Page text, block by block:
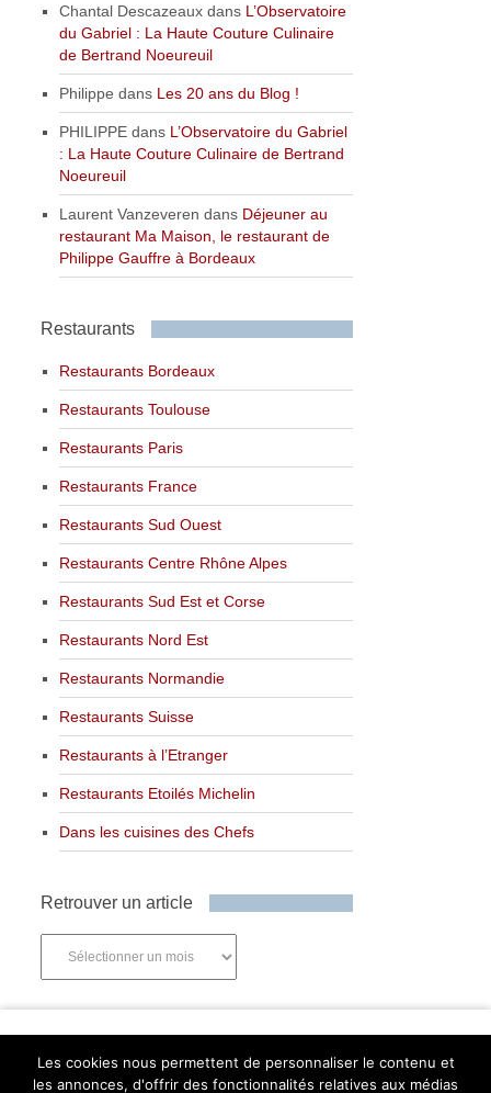
Chantal Descazeaux dans L’Observatoire
du Gabriel : La Haute Couture Culinaire
de Bertrand Noeureuil
Philippe dans Les 20 ans du Blog !
PHILIPPE dans L’Observatoire du Gabriel
: La Haute Couture Culinaire de Bertrand
Noeureuil
Laurent Vanzeveren dans Déjeuner au
restaurant Ma Maison, le restaurant de
Philippe Gauffre à Bordeaux
Restaurants
Restaurants Bordeaux
Restaurants Toulouse
Restaurants Paris
Restaurants France
Restaurants Sud Ouest
Restaurants Centre Rhône Alpes
Restaurants Sud Est et Corse
Restaurants Nord Est
Restaurants Normandie
Restaurants Suisse
Restaurants à l’Etranger
Restaurants Etoilés Michelin
Dans les cuisines des Chefs
Retrouver un article
Les cookies nous permettent de personnaliser le contenu et
les annonces, d'offrir des fonctionnalités relatives aux médias